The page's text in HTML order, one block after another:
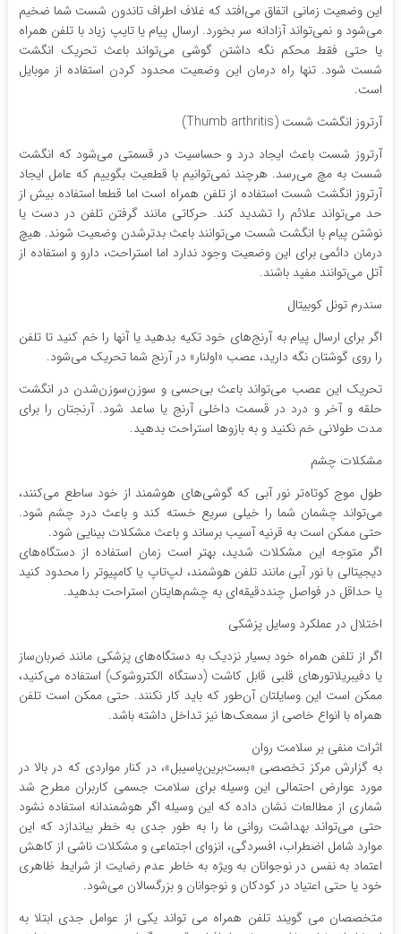
این وضعیت زمانی اتفاق می‌افتد که غلاف اطراف تاندون شست شما ضخیم
می‌شود و نمی‌تواند آزادانه سر بخورد. ارسال پیام یا تایپ زیاد با تلفن همراه
یا حتی فقط محکم نگه‌ داشتن گوشی می‌تواند باعث تحریک انگشت
شست شود. تنها راه درمان این وضعیت محدود کردن استفاده از موبایل
است.
آرتروز انگشت شست (Thumb arthritis)
آرتروز شست باعث ایجاد درد و حساسیت در قسمتی می‌شود که انگشت
شست به مچ می‌رسد. هرچند نمی‌توانیم با قطعیت بگوییم که عامل ایجاد
آرتروز انگشت شست استفاده از تلفن همراه است اما قطعا استفاده بیش از
حد می‌تواند علائم را تشدید کند. حرکاتی مانند گرفتن تلفن در دست یا
نوشتن پیام با انگشت شست می‌توانند باعث بدترشدن وضعیت شوند. هیچ
درمان دائمی برای این وضعیت وجود ندارد اما استراحت، دارو و استفاده از
آتل می‌توانند مفید باشند.
سندرم تونل کوبیتال
اگر برای ارسال پیام به آرنج‌های خود تکیه بدهید یا آنها را خم کنید تا تلفن
را روی گوشتان نگه دارید، عصب «اولنار» در آرنج شما تحریک می‌شود.
تحریک این عصب می‌تواند باعث بی‌حسی و سوزن‌سوزن‌شدن در انگشت
حلقه و آخر و درد در قسمت داخلی آرنج یا ساعد شود. آرنجتان را برای
مدت طولانی خم نکنید و به بازوها استراحت بدهید.
مشکلات چشم
طول موج کوتاه‌تر نور آبی که گوشی‌های هوشمند از خود ساطع می‌کنند،
می‌تواند چشمان شما را خیلی سریع خسته کند و باعث درد چشم شود.
حتی ممکن است به قرنیه آسیب برساند و باعث مشکلات بینایی شود.
اگر متوجه این مشکلات شدید، بهتر است زمان استفاده از دستگاه‌های
دیجیتالی با نور آبی مانند تلفن هوشمند، لپ‌تاپ یا کامپیوتر را محدود کنید
یا حداقل در فواصل چنددقیقه‌ای به چشم‌هایتان استراحت بدهید.
اختلال در عملکرد وسایل پزشکی
اگر از تلفن همراه خود بسیار نزدیک به دستگاه‌های پزشکی مانند ضربان‌ساز
یا دفیبریلاتورهای قلبی قابل کاشت (دستگاه الکتروشوک) استفاده می‌کنید،
ممکن است این وسایلتان آن‌طور که باید کار نکنند. حتی ممکن است تلفن
همراه با انواع خاصی از سمعک‌ها نیز تداخل داشته باشد.
اثرات منفی بر سلامت روان
به گزارش مرکز تخصصی «بست‌برین‌پاسیبل»، در کنار مواردی که در بالا در
مورد عوارض احتمالی این وسیله برای سلامت جسمی کاربران مطرح شد
شماری از مطالعات نشان داده که این وسیله اگر هوشمندانه استفاده نشود
حتی می‌تواند بهداشت روانی ما را به طور جدی به خطر بیاندازد که این
موارد شامل اضطراب، افسردگی، انزوای اجتماعی و مشکلات ناشی از کاهش
اعتماد به نفس در نوجوانان به ویژه به خاطر عدم رضایت از شرایط ظاهری
خود یا حتی اعتیاد در کودکان و نوجوانان و بزرگسالان می‌شود.
متخصصان می گویند تلفن همراه می تواند یکی از عوامل جدی ابتلا به